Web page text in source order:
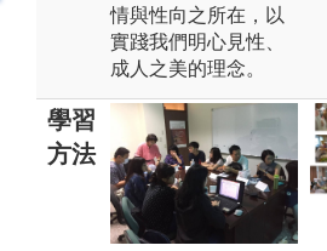
情與性向之所在，以
實踐我們明心見性、
成人之美的理念。
學習
方法